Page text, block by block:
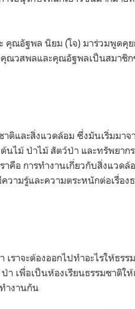
ณอัฐพล​ นิยม​ (โจ) มาร่วมพูดคุ
ณวสพลและคุณอัฐพลเป็นสมาชิ
ติและสิ่งแวดล้อม ซึ่งมันเริ่มมา
ไม้ ป่าไม้ สัตว์ป่า และทรัพยาก
คือ การทำงานเกี่ยวกับสิ่งแวด
ามรู้และความตระหนักต่อเรื่อง
ราจะต้องออกไปทำอะไรให้ธร
เพื่อเป็นห้องเรียนธรรมชาติให้
ำงานกัน